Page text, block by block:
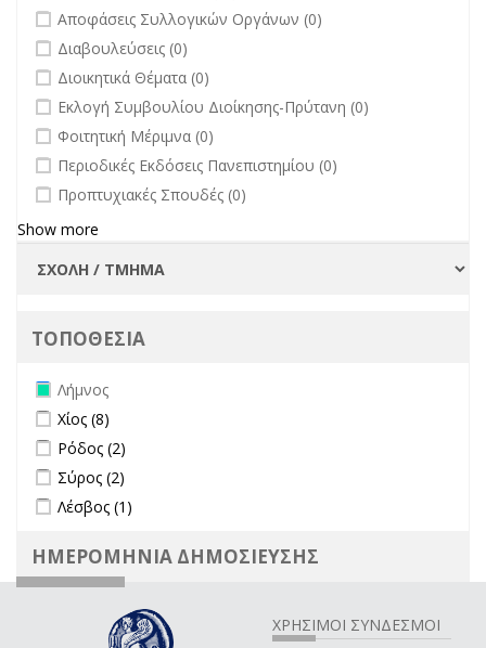
undefined
Αποφάσεις Συλλογικών Οργάνων (0)
undefined
Διαβουλεύσεις (0)
undefined
Διοικητικά Θέματα (0)
undefined
Εκλογή Συμβουλίου Διοίκησης-Πρύτανη (0)
undefined
Φοιτητική Μέριμνα (0)
undefined
Περιοδικές Εκδόσεις Πανεπιστημίου (0)
undefined
Προπτυχιακές Σπουδές (0)
Show more
ΤΟΠΟΘΕΣΙΑ
Remove Λήμνος filter
Λήμνος
Apply Χίος filter
Χίος (8)
Apply Ρόδος filter
Ρόδος (2)
Apply Σύρος filter
Σύρος (2)
Apply Λέσβος filter
Λέσβος (1)
ΗΜΕΡΟΜΗΝΙΑ ΔΗΜΟΣΙΕΥΣΗΣ
ΧΡΗΣΙΜΟΙ ΣΥΝΔΕΣΜΟΙ